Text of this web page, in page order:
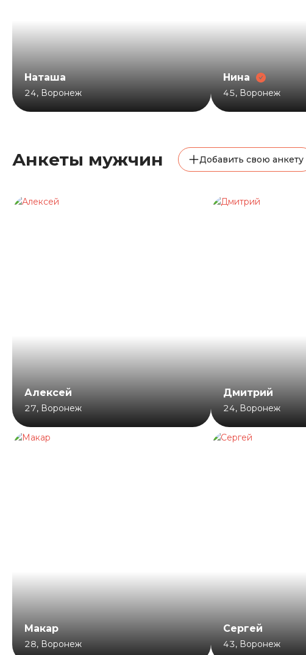
Наташа
24, Воронеж
Нина
45, Воронеж
Анкеты мужчин Добавить свою анкету
Алексей
27, Воронеж
Макар
28, Воронеж
Дмитрий
24, Воронеж
Сергей
43, Воронеж